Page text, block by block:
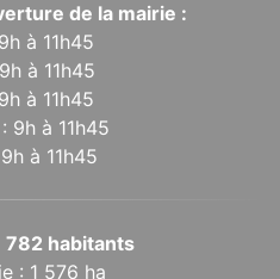
de la mairie :
à 11h45
à 11h45
à 11h45
9h à 11h45
à 11h45
782 habitants
: 1 576 ha